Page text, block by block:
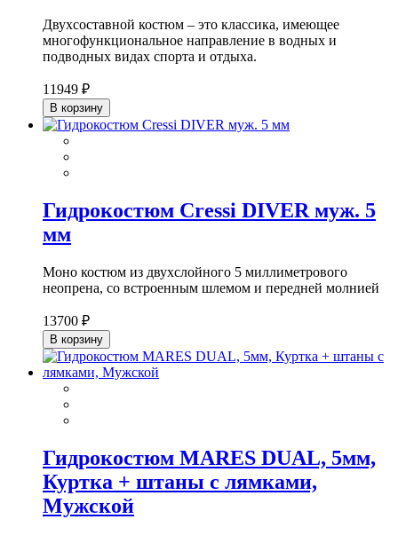
Двухсоставной костюм – это классика, имеющее
многофункциональное направление в водных и
подводных видах спорта и отдыха.
11949 ₽
В корзину
Гидрокостюм Cressi DIVER муж. 5
мм
Моно костюм из двухслойного 5 миллиметрового
неопрена, со встроенным шлемом и передней молнией
13700 ₽
В корзину
Гидрокостюм MARES DUAL, 5мм,
Куртка + штаны с лямками,
Мужской